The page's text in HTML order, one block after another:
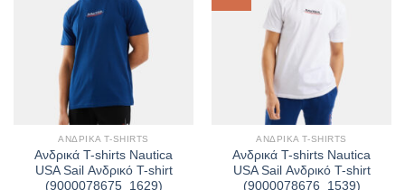
ΑΝΔΡΙΚΆ T-SHIRTS
Ανδρικά T-shirts Nautica
USA Sail Ανδρικό T-shirt
(9000078675_1629)
ΑΝΔΡΙΚΆ T-SHIRTS
Ανδρικά T-shirts Nautica
USA Sail Ανδρικό T-shirt
(9000078676_1539)